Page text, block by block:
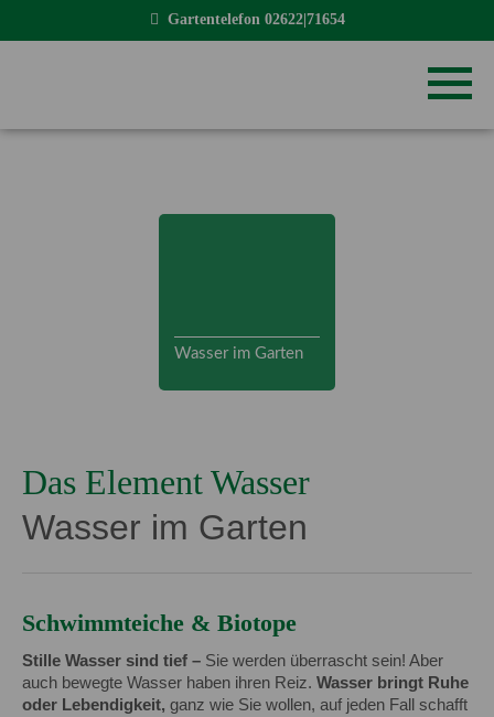
Gartentelefon 02622|71654
Wasser im Garten
Das Element Wasser
Wasser im Garten
Schwimmteiche & Biotope
Stille Wasser sind tief – Sie werden überrascht sein! Aber
auch bewegte Wasser haben ihren Reiz. Wasser bringt Ruhe
oder Lebendigkeit, ganz wie Sie wollen, auf jeden Fall schafft